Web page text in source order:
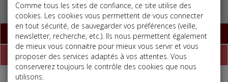
Base documentaire
Dépêches
Comme tous les sites de confiance, ce site utilise des
cookies. Les cookies vous permettent de vous connecter
en tout sécurité, de sauvegarder vos préférences (veille,
newsletter, recherche, etc.). Ils nous permettent également
de mieux vous connaitre pour mieux vous servir et vous
proposer des services adaptés à vos attentes. Vous
conserverez toujours le contrôle des cookies que nous
utilisons.